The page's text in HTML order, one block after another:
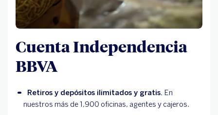
Cuenta Independencia
BBVA
Retiros y depósitos ilimitados y gratis. En
nuestros más de 1,900 oficinas, agentes y cajeros.